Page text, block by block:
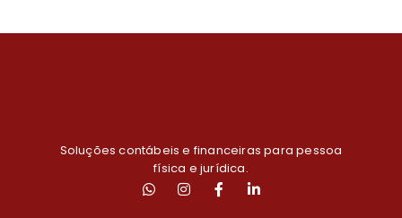
Soluções contábeis e financeiras para pessoa
física e jurídica.